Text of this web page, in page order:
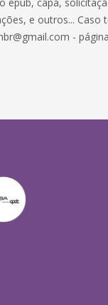
e outros... Caso
-